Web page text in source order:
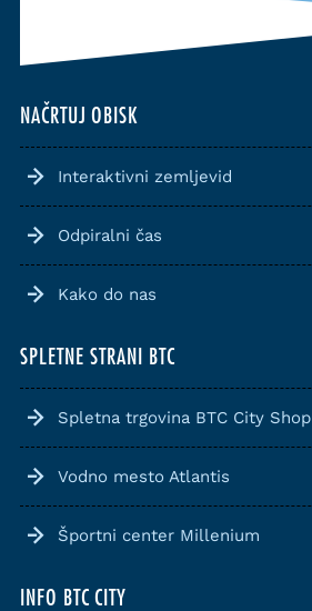
NAČRTUJ OBISK
Interaktivni zemljevid
Odpiralni čas
Kako do nas
SPLETNE STRANI BTC
Spletna trgovina BTC City Shop
Vodno mesto Atlantis
Športni center Millenium
INFO BTC CITY